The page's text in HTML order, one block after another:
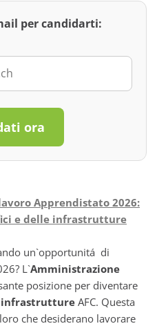
per candidarti:
ora
Apprendistato 2026:
e delle infrastrutture
un`opportunitá di
L`Amministrazione
posizione per diventare
infrastrutture AFC. Questa
che desiderano lavorare